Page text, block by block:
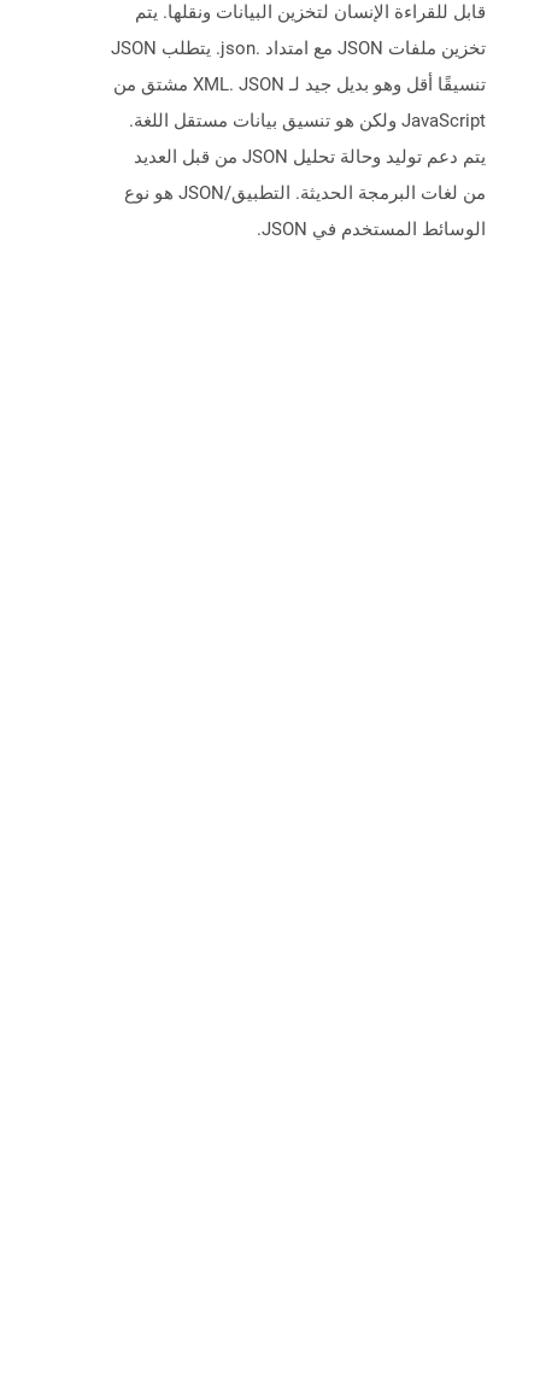
قابل للقراءة الإنسان لتخزين البيانات ونقلها. يتم
تخزين ملفات JSON مع امتداد .json. يتطلب JSON
تنسيقًا أقل وهو بديل جيد لـ XML. JSON مشتق من
JavaScript ولكن هو تنسيق بيانات مستقل اللغة.
يتم دعم توليد وحالة تحليل JSON من قبل العديد
من لغات البرمجة الحديثة. التطبيق/JSON هو نوع
الوسائط المستخدم في JSON.